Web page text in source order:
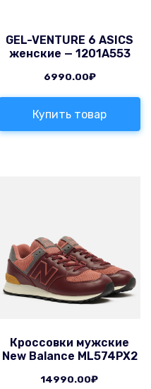
GEL-VENTURE 6 ASICS
женские — 1201A553
6990.00₽
Купить товар
Кроссовки мужские
New Balance ML574PX2
14990.00₽